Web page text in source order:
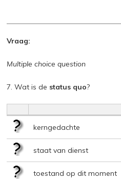
Vraag:
Multiple choice question
7. Wat is de status quo?
kerngedachte
staat van dienst
toestand op dit moment